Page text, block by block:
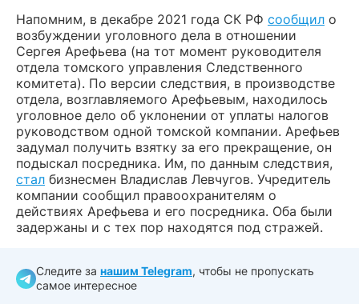
Напомним, в декабре 2021 года СК РФ сообщил о
возбуждении уголовного дела в отношении
Сергея Арефьева (на тот момент руководителя
отдела томского управления Следственного
комитета). По версии следствия, в производстве
отдела, возглавляемого Арефьевым, находилось
уголовное дело об уклонении от уплаты налогов
руководством одной томской компании. Арефьев
задумал получить взятку за его прекращение, он
подыскал посредника. Им, по данным следствия,
стал бизнесмен Владислав Левчугов. Учредитель
компании сообщил правоохранителям о
действиях Арефьева и его посредника. Оба были
задержаны и с тех пор находятся под стражей.
Следите за нашим Telegram, чтобы не пропускать
самое интересное